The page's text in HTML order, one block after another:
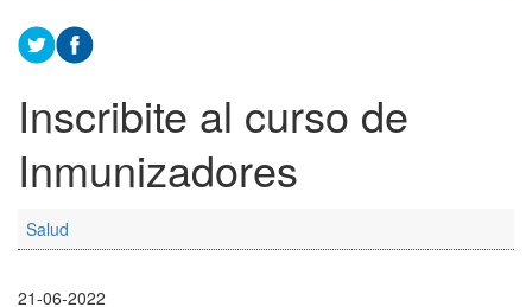
Inscribite al curso de
Inmunizadores
Salud
21-06-2022